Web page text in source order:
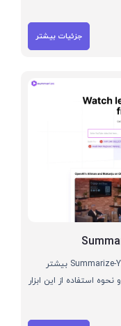
جزئیات بیشتر
با هوش مصنوعی Summarize-Youtube Video Summarizer بیشتر
استفاده از این ابزار